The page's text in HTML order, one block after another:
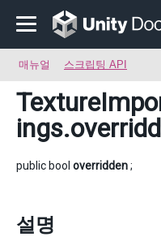
매뉴얼 스크립팅 API
ings
public bool overridden;
설명